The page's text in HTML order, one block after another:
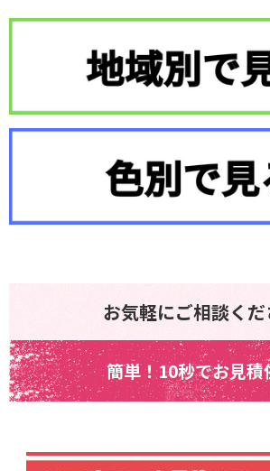
お気軽にご相談く
簡単！10秒でお見積